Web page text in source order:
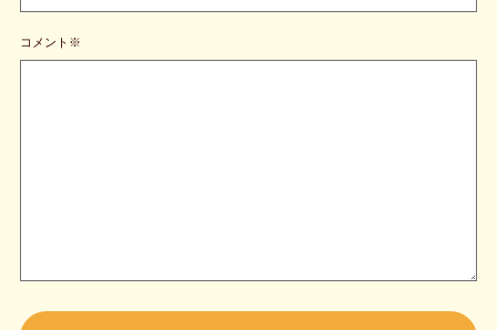
コメント※